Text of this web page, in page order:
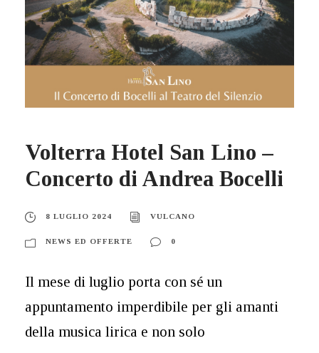
Volterra Hotel San Lino –
Concerto di Andrea Bocelli
8 LUGLIO 2024 VULCANO
NEWS ED OFFERTE 0
Il mese di luglio porta con sé un
appuntamento imperdibile per gli amanti
della musica lirica e non solo